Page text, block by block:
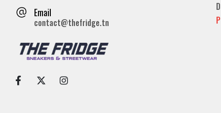
Email
contact@thefridge.tn